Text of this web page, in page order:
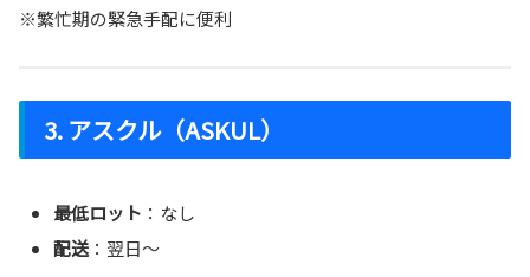
※繁忙期の緊急手配に便利
3. アスクル（ASKUL）
最低ロット ：なし
配送 ：翌日〜